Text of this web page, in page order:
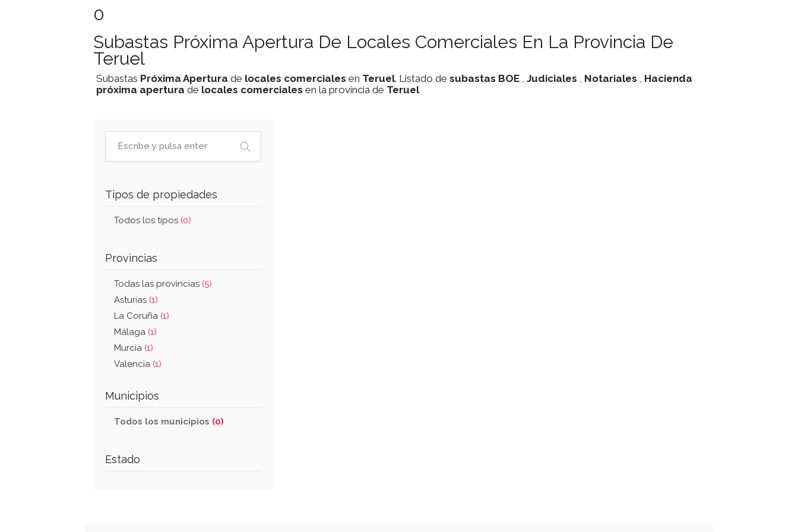
0
Subastas Próxima Apertura De Locales Comerciales En La Provincia De
Teruel
Subastas Próxima Apertura de locales comerciales en Teruel. Listado de subastas BOE , Judiciales , Notariales , Hacienda
próxima apertura de locales comerciales en la provincia de Teruel
Tipos de propiedades
Todos los tipos (0)
Provincias
Todas las provincias (5)
Asturias (1)
La Coruña (1)
Málaga (1)
Murcia (1)
Valencia (1)
Municipios
Todos los municipios (0)
Estado